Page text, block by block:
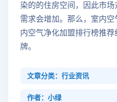
染的的住房空间，因此市
需求会增加。那么，室内
内空气净化加盟排行榜推
牌。
文章分类：行业资讯
作者：小绿